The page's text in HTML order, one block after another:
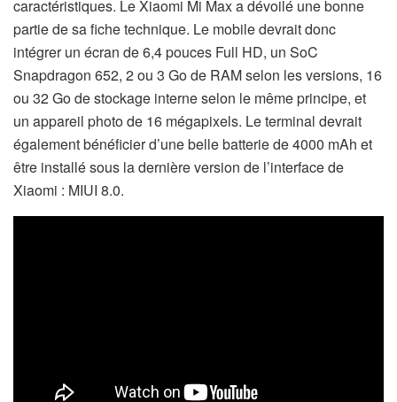
caractéristiques. Le Xiaomi Mi Max a dévoilé une bonne
partie de sa fiche technique. Le mobile devrait donc
intégrer un écran de 6,4 pouces Full HD, un SoC
Snapdragon 652, 2 ou 3 Go de RAM selon les versions, 16
ou 32 Go de stockage interne selon le même principe, et
un appareil photo de 16 mégapixels. Le terminal devrait
également bénéficier d’une belle batterie de 4000 mAh et
être installé sous la dernière version de l’interface de
Xiaomi : MIUI 8.0.